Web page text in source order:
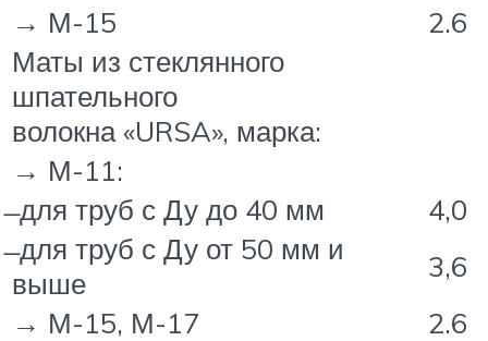
→ М-15
2.6
Маты из стеклянного
шпательного
волокна «URSA», марка:
→ М-11:
̶ для труб с Ду до 40 мм
4,0
̶ для труб с Ду от 50 мм и
выше
3,6
→ М-15, М-17
2.6